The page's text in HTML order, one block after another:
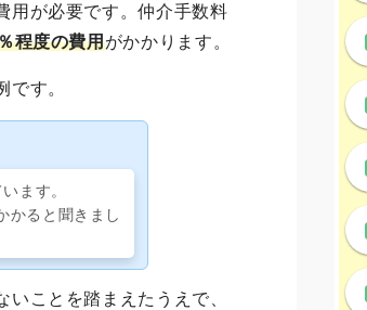
用が必要です。仲介手数料
程度の費用がかかります。
です。
ます。
かると聞きまし
ことを踏まえたうえで、